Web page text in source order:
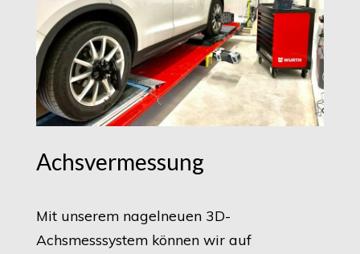
Achsvermessung
Mit unserem nagelneuen 3D-
Achsmesssystem können wir auf